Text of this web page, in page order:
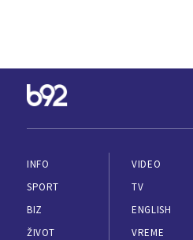
INFO
SPORT
BIZ
ŽIVOT
VIDEO
TV
ENGLISH
VREME